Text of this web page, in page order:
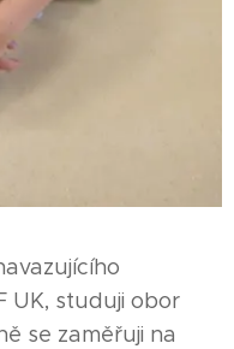
UK, studuji obor
se zaměřuji na